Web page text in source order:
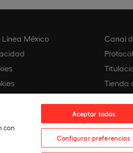
Línea México
Canal
Tienda
Únete
con
Aceptar todas
Configurar preferencias